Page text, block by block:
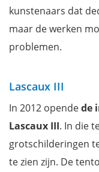
kunstenaars dat
maar de werken
problemen.
Lascaux III
In 2012 opendede
Lascaux III. In die
grotschilderingen
te zien zijn. De